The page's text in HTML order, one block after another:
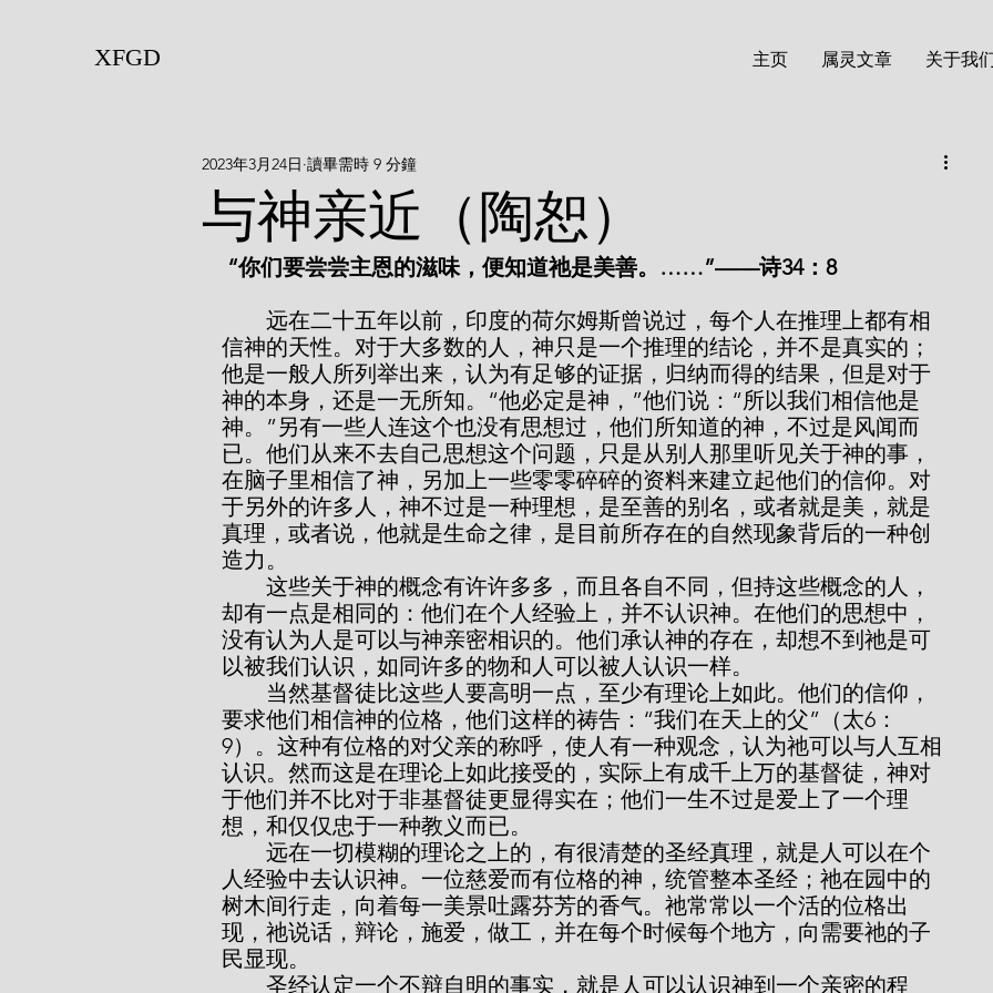
XFGD 主页 属灵文章 关于我
与神亲近（陶恕）
2023年3月24日 讀畢需時 9 分鐘
“你们要尝尝主恩的滋味，便知道祂是美善。……”——诗34：8
信神的天性。对于大多数的人，神只是一个推理的结论，并不是真实的；
他是一般人所列举出来，认为有足够的证据，归纳而得的结果，但是对于
神的本身，还是一无所知。“他必定是神，”他们说：“所以我们相信他是
神。”另有一些人连这个也没有思想过，他们所知道的神，不过是风闻而
已。他们从来不去自己思想这个问题，只是从别人那里听见关于神的事，
在脑子里相信了神，另加上一些零零碎碎的资料来建立起他们的信仰。对
于另外的许多人，神不过是一种理想，是至善的别名，或者就是美，就是
真理，或者说，他就是生命之律，是目前所存在的自然现象背后的一种创
造力。
却有一点是相同的：他们在个人经验上，并不认识神。在他们的思想中，
没有认为人是可以与神亲密相识的。他们承认神的存在，却想不到祂是可
以被我们认识，如同许多的物和人可以被人认识一样。
要求他们相信神的位格，他们这样的祷告：“我们在天上的父”（太6：
9）。这种有位格的对父亲的称呼，使人有一种观念，认为祂可以与人互相
认识。然而这是在理论上如此接受的，实际上有成千上万的基督徒，神对
于他们并不比对于非基督徒更显得实在；他们一生不过是爱上了一个理
想，和仅仅忠于一种教义而已。
人经验中去认识神。一位慈爱而有位格的神，统管整本圣经；祂在园中的
树木间行走，向着每一美景吐露芬芳的香气。祂常常以一个活的位格出
现，祂说话，辩论，施爱，做工，并在每个时候每个地方，向需要祂的子
民显现。